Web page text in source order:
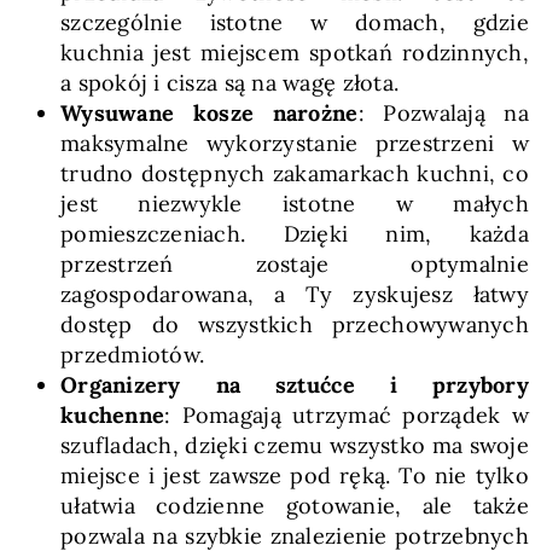
szczególnie istotne w domach, gdzie
kuchnia jest miejscem spotkań rodzinnych,
a spokój i cisza są na wagę złota.
Wysuwane kosze narożne: Pozwalają na
maksymalne wykorzystanie przestrzeni w
trudno dostępnych zakamarkach kuchni, co
jest niezwykle istotne w małych
pomieszczeniach. Dzięki nim, każda
przestrzeń zostaje optymalnie
zagospodarowana, a Ty zyskujesz łatwy
dostęp do wszystkich przechowywanych
przedmiotów.
Organizery na sztućce i przybory
kuchenne: Pomagają utrzymać porządek w
szufladach, dzięki czemu wszystko ma swoje
miejsce i jest zawsze pod ręką. To nie tylko
ułatwia codzienne gotowanie, ale także
pozwala na szybkie znalezienie potrzebnych